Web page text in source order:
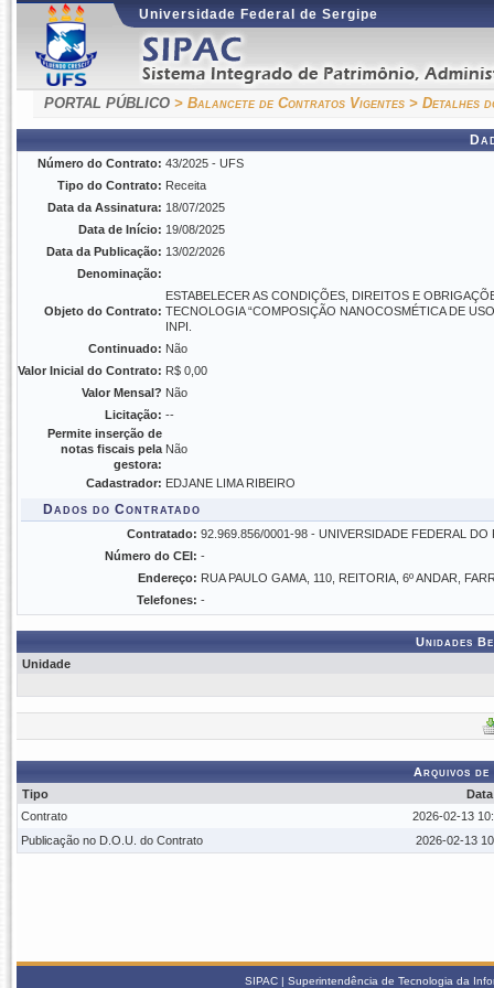
Universidade Federal de Sergipe
PORTAL PÚBLICO > Balancete de Contratos Vigentes > Detalhes
Número do Contrato: 43/2025 - UFS
Tipo do Contrato: Receita
Data da Assinatura: 18/07/2025
Data de Início: 19/08/2025
Data da Publicação: 13/02/2026
Denominação:
Objeto do Contrato:
ESTABELECER AS CONDIÇÕES, DIREITOS E
TECNOLOGIA “COMPOSIÇÃO NANOCOSMÉTICA DE
INPI.
Continuado: Não
Valor Inicial do Contrato: R$ 0,00
Valor Mensal? Não
Licitação: --
Permite inserção de
notas fiscais pela
gestora:
Não
Cadastrador: EDJANE LIMA RIBEIRO
Dados do Contratado
Contratado: 92.969.856/0001-98 - UNIVERSIDADE FEDERAL
Número do CEI: -
Endereço: RUA PAULO GAMA, 110, REITORIA, 6º ANDAR,
Telefones: -
Unidades
Unidade
Arquivos
Tipo
Data
Contrato
2026-02-13
Publicação no D.O.U. do Contrato
2026-02-13
SIPAC | Superintendência de Tecnologia da